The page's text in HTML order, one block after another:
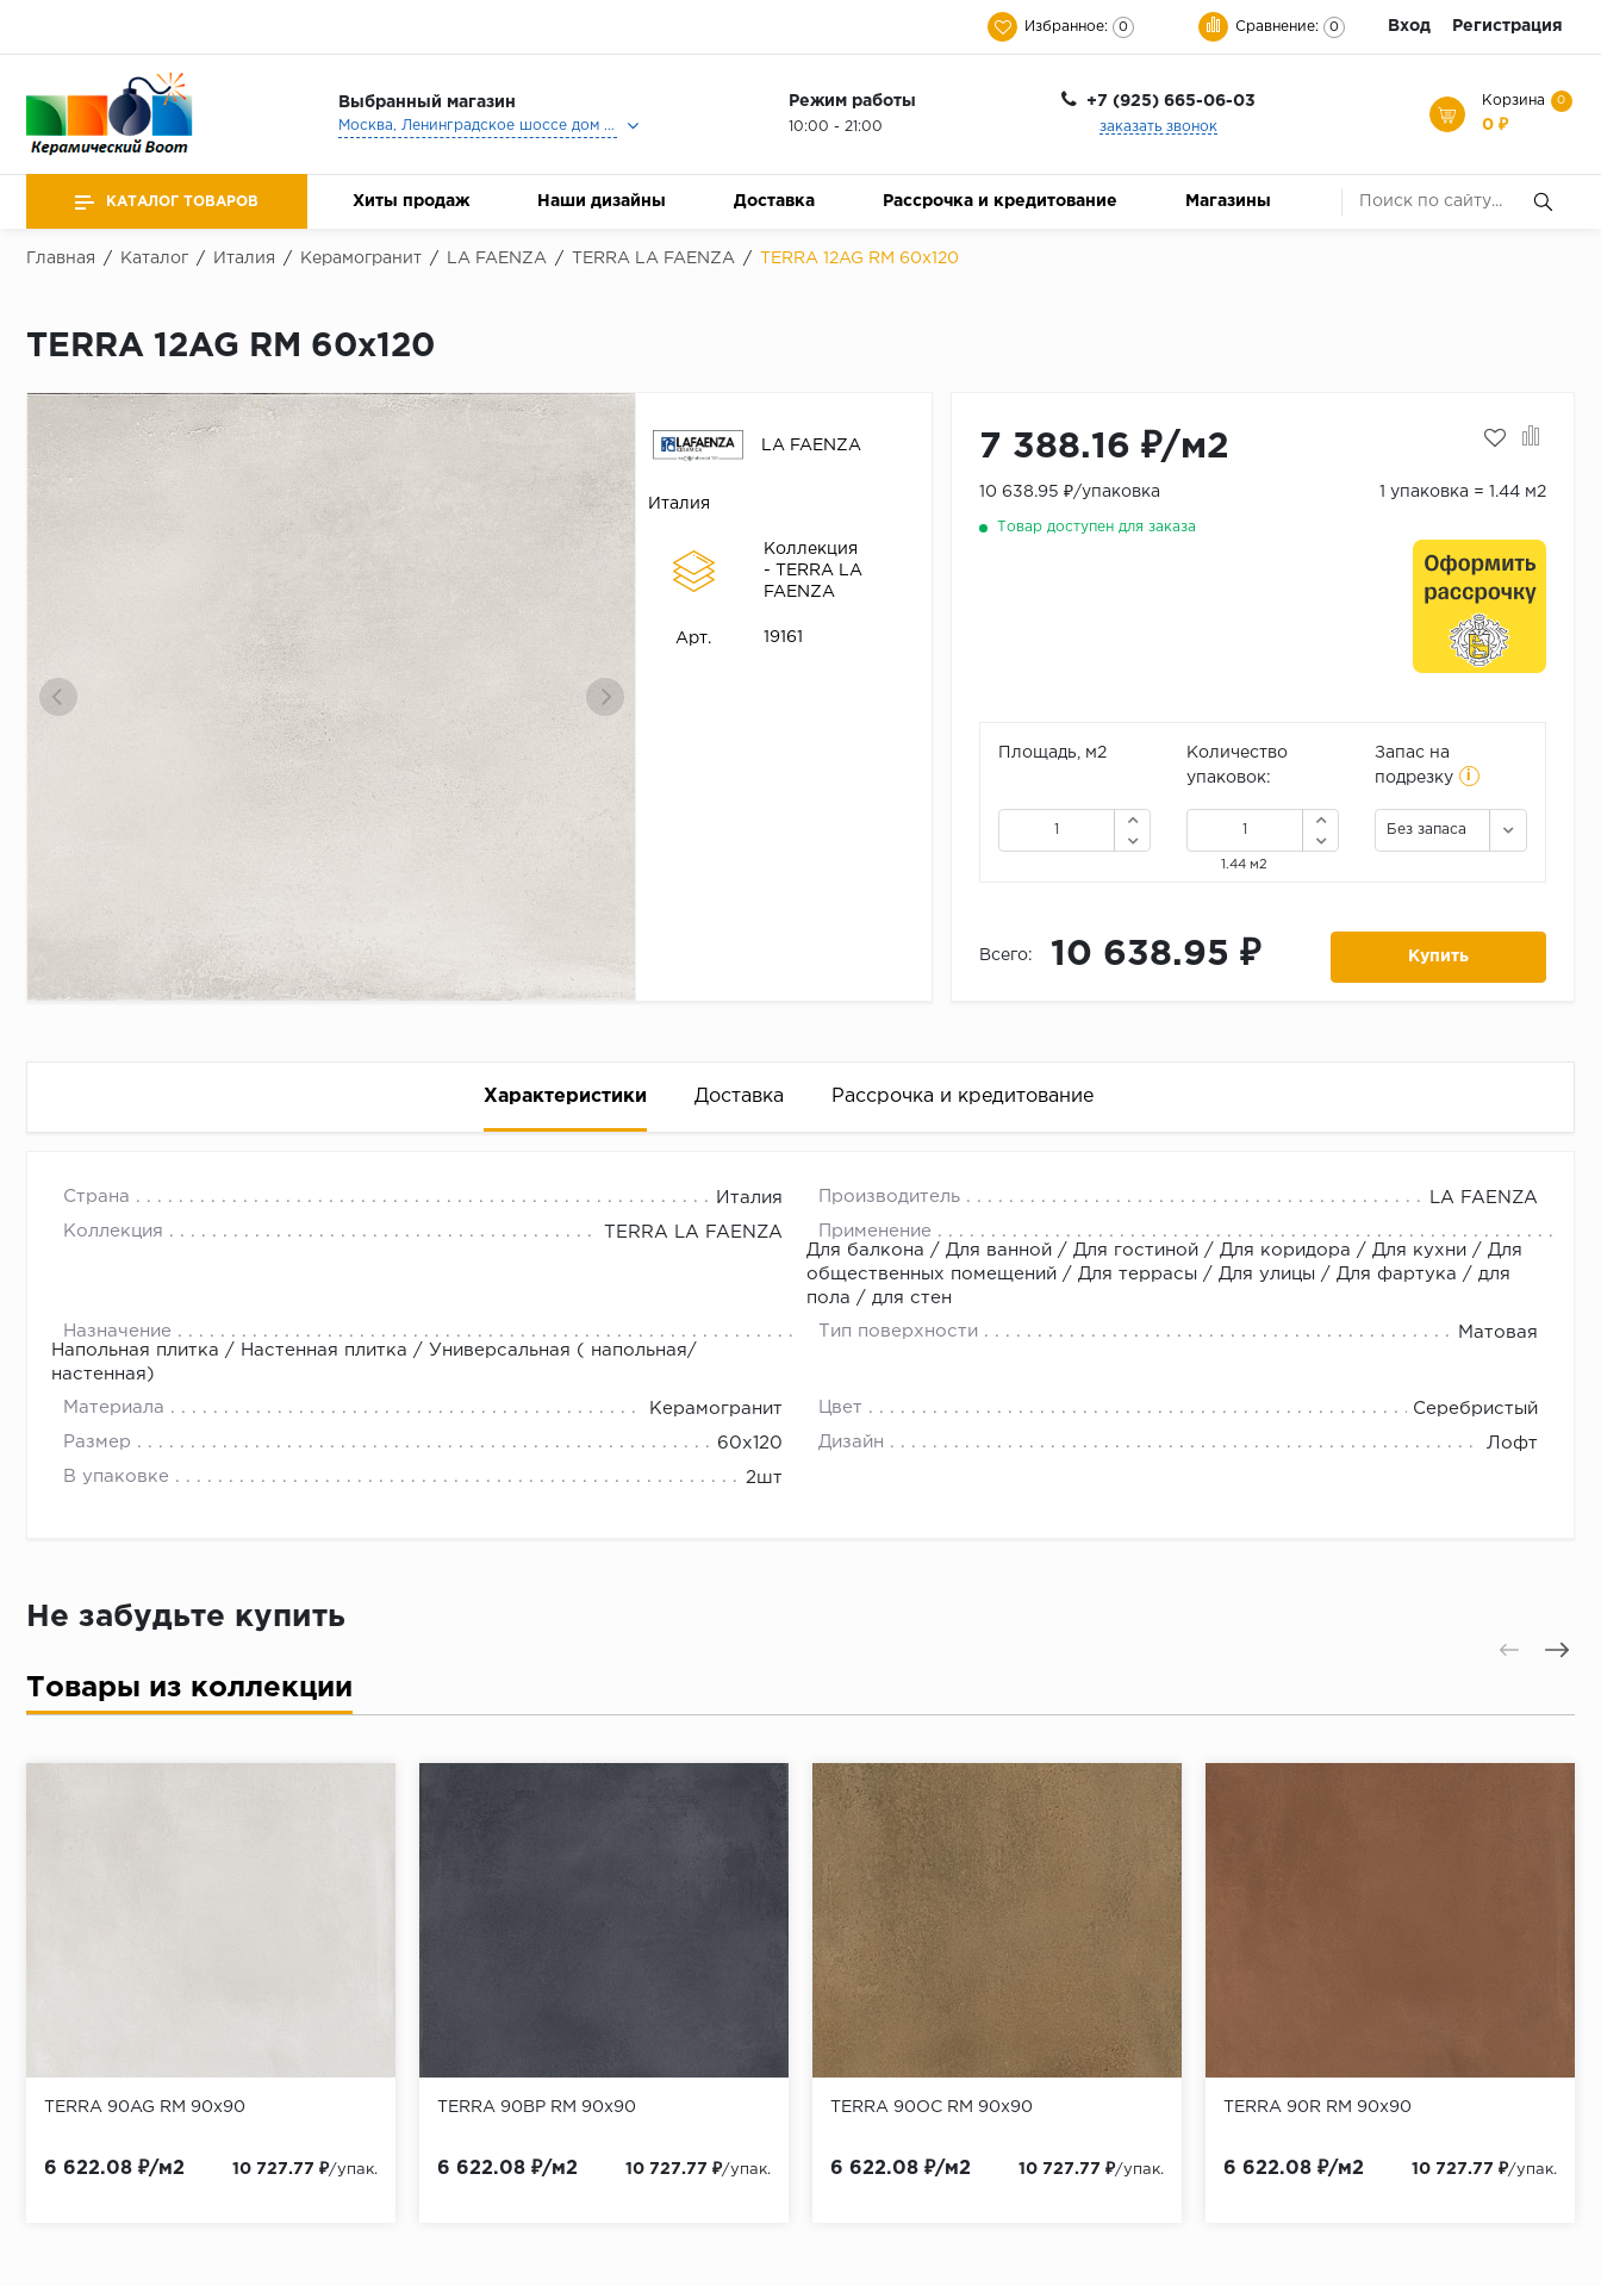
Избранное: 0 Сравнение: 0 Вход Регистрация
Выбранный магазин
Москва, Ленинградское шоссе дом 25, Торговый Центр Family Room, 2-ой этаж, Магазин Керамический Бум.
Режим работы
10:00 - 21:00
+7 (925) 665-06-03
заказать звонок
Корзина 0
0 ₽
КАТАЛОГ ТОВАРОВ Хиты продаж Наши дизайны Доставка Рассрочка и кредитование Магазины
Главная / Каталог / Италия / Керамогранит / LA FAENZA / TERRA LA FAENZA / TERRA 12AG RM 60x120
TERRA 12AG RM 60x120
LA FAENZA
Италия
Коллекция
- TERRA LA
FAENZA
Арт. 19161
7 388.16 ₽/м2
10 638.95 ₽/упаковка 1 упаковка = 1.44 м2
Товар доступен для заказа
Площадь, м2
Количество
упаковок:
1.44 м2
Запас на
подрезку
i
Без запаса
Всего: 10 638.95 ₽ Купить
Характеристики Доставка Рассрочка и кредитование
Страна Италия Производитель LA FAENZA
Коллекция TERRA LA FAENZA
Применение
Для балкона / Для ванной / Для гостиной / Для коридора / Для кухни / Для
общественных помещений / Для террасы / Для улицы / Для фартука / для
пола / для стен
Назначение
Напольная плитка / Настенная плитка / Универсальная ( напольная/
настенная)
Тип поверхности Матовая
Материала Керамогранит Цвет Серебристый
Размер 60x120 Дизайн Лофт
В упаковке 2шт
Рассрочка беспроцентная: вы не платите за пользование деньгами
Высокая вероятность одобрения: до 95%
Подписание договора доступным способом: в магазине, на встрече с представителем или по СМС
Одобрение за 1-2 минуты
Не забудьте купить
Товары из коллекции
TERRA 90AG RM 90x90
6 622.08 ₽/м2 10 727.77 ₽/упак.
TERRA 90BP RM 90x90
6 622.08 ₽/м2 10 727.77 ₽/упак.
TERRA 90OC RM 90x90
6 622.08 ₽/м2 10 727.77 ₽/упак.
TERRA 90R RM 90x90
6 622.08 ₽/м2 10 727.77 ₽/упак.